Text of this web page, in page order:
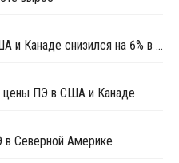
Объем производства ПНД в США и Канаде снизился на 6% в октябре
цены ПЭ в США и Канаде
в Северной Америке